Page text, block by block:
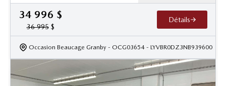
34 996 $
36 995$
Détails
Occasion Beaucage Granby - OCG03654 - LYVBR0DZ3NB939600